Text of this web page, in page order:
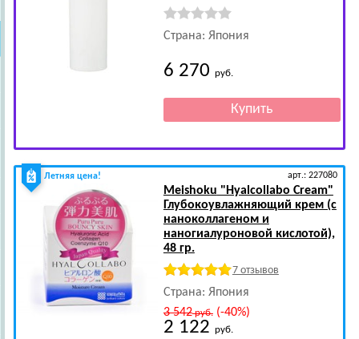
Страна: Япония
6 270 руб.
Летняя цена! арт.: 227080
Meishoku "Hyalcollabo Cream"
Глубокоувлажняющий крем (с
наноколлагеном и
наногиалуроновой кислотой),
48 гр.
7 отзывов
Страна: Япония
3 542руб.(-40%)
2 122 руб.